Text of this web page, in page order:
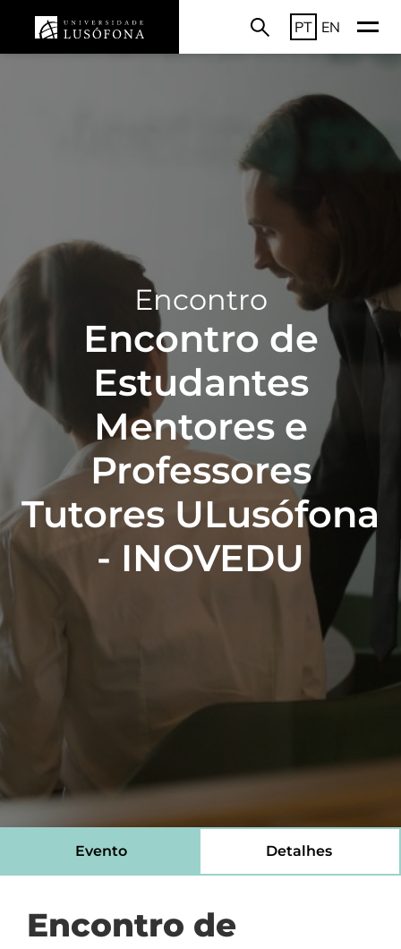
PT EN
Encontro
Encontro de
Estudantes
Mentores e
Professores
Tutores ULusófona
- INOVEDU
Evento Detalhes
Encontro de